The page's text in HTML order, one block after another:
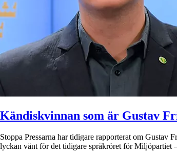
Kändiskvinnan som är Gustav
Stoppa Pressarna har tidigare rapporterat om
lyckan vänt för det tidigare språkröret för Miljöpartiet